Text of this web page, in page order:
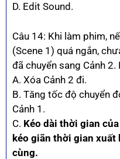
D. Edit Sound.
Câu 14: Khi làm phim,
(Scene 1) quá ngắn,
đã chuyển sang Cảnh
A. Xóa Cảnh 2 đi.
B. Tăng tốc độ chuyển
Cảnh 1.
C. Kéo dài thời gian
kéo giãn thời gian
cùng.